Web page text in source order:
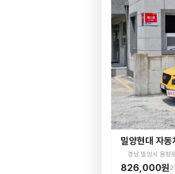
밀양현대 자동
경남 밀양시 용평
826,000원2